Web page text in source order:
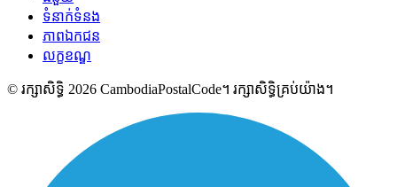
ទំនាក់ទំនង
ភាពឯកជន
លក្ខខណ្ឌ
© រក្សាសិទ្ធិ 2026 CambodiaPostalCode។ រក្សាសិទ្ធិគ្រប់យ៉ាង។